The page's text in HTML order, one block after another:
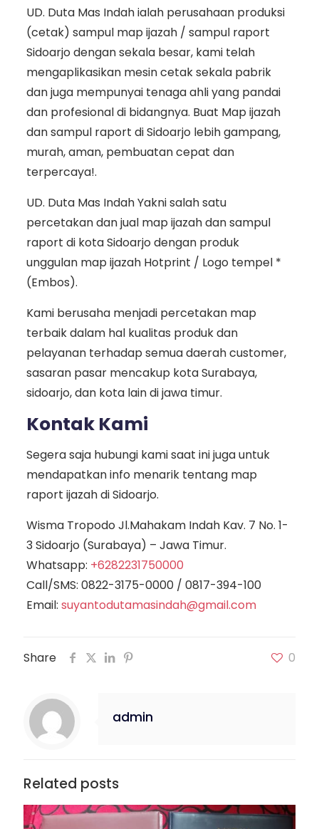
UD. Duta Mas Indah ialah perusahaan produksi
(cetak) sampul map ijazah / sampul raport
Sidoarjo dengan sekala besar, kami telah
mengaplikasikan mesin cetak sekala pabrik
dan juga mempunyai tenaga ahli yang pandai
dan profesional di bidangnya. Buat Map ijazah
dan sampul raport di Sidoarjo lebih gampang,
murah, aman, pembuatan cepat dan
terpercaya!.
UD. Duta Mas Indah Yakni salah satu
percetakan dan jual map ijazah dan sampul
raport di kota Sidoarjo dengan produk
unggulan map ijazah Hotprint / Logo tempel *
(Embos).
Kami berusaha menjadi percetakan map
terbaik dalam hal kualitas produk dan
pelayanan terhadap semua daerah customer,
sasaran pasar mencakup kota Surabaya,
sidoarjo, dan kota lain di jawa timur.
Kontak Kami
Segera saja hubungi kami saat ini juga untuk
mendapatkan info menarik tentang map
raport ijazah di Sidoarjo.
Wisma Tropodo Jl.Mahakam Indah Kav. 7 No. 1-
3 Sidoarjo (Surabaya) – Jawa Timur.
Whatsapp: +6282231750000
Call/SMS: 0822-3175-0000/ 0817-394-100
Email: suyantodutamasindah@gmail.com
Share 0
admin
Related posts